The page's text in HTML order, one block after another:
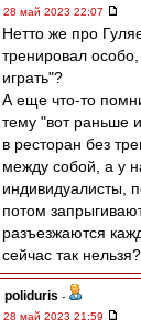
28 май 2023 22:07
Нетто же про
тренировал
играть"?
А еще что-то
тему "вот раньше
в ресторан без
между собой, а у
индивидуалисты,
потом
разъезжаются
сейчас так
poliduris -
28 май 2023 21:59